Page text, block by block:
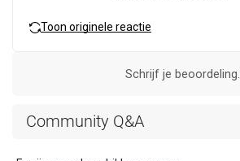
Toon originele reactie
Schrijf je beoordeling.
Community Q&A